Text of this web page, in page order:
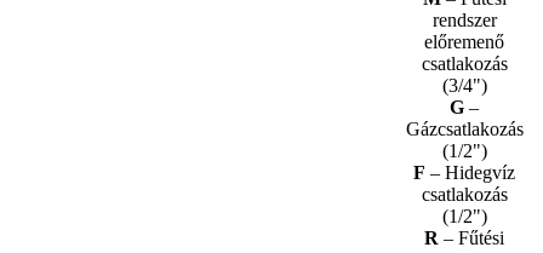
rendszer
előremenő
csatlakozás
(3/4")
G –
Gázcsatlakozás
(1/2")
F – Hidegvíz
csatlakozás
(1/2")
R – Fűtési